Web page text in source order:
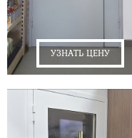
УЗНАТЬ ЦЕНУ